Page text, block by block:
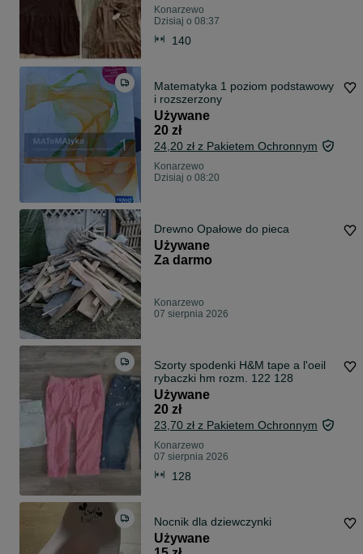
Konarzewo
Dzisiaj o 08:37
140
Matematyka 1 poziom podstawowy
i rozszerzony
Używane
20 zł
24,20 zł z Pakietem Ochronnym
Konarzewo
Dzisiaj o 08:20
Drewno Opałowe do pieca
Używane
Za darmo
Konarzewo
07 sierpnia 2026
Szorty spodenki H&M tape a l'oeil
rybaczki hm rozm. 122 128
Używane
20 zł
23,70 zł z Pakietem Ochronnym
Konarzewo
07 sierpnia 2026
128
Nocnik dla dziewczynki
Używane